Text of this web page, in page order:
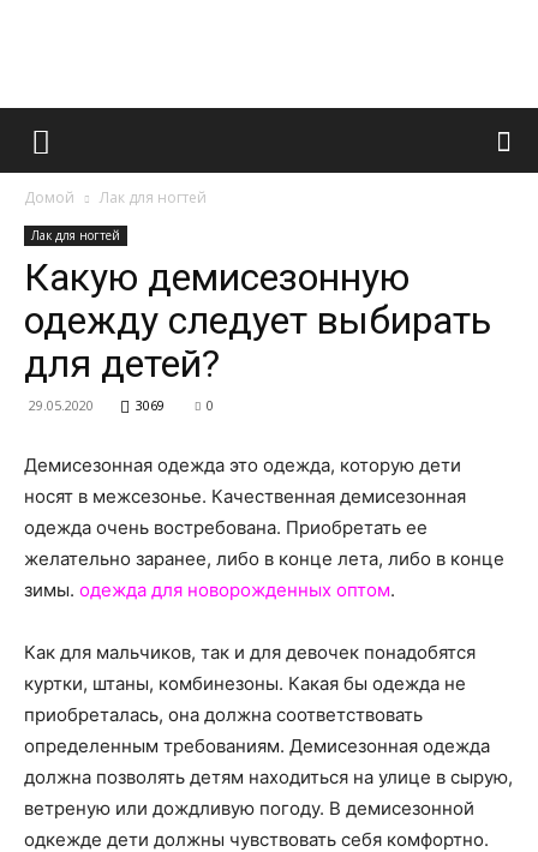
Французский
и
о
нем
Домой Лак для ногтей
Лак для ногтей
Какую демисезонную
одежду следует выбирать
для детей?
29.05.2020 3069 0
Демисезонная одежда это одежда, которую дети
носят в межсезонье. Качественная демисезонная
одежда очень востребована. Приобретать ее
желательно заранее, либо в конце лета, либо в конце
зимы. одежда для новорожденных оптом.
Как для мальчиков, так и для девочек понадобятся
куртки, штаны, комбинезоны. Какая бы одежда не
приобреталась, она должна соответствовать
определенным требованиям. Демисезонная одежда
должна позволять детям находиться на улице в сырую,
ветреную или дождливую погоду. В демисезонной
одкежде дети должны чувствовать себя комфортно.